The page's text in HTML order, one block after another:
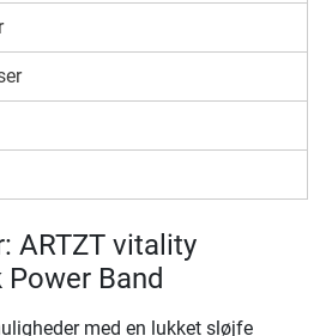
ARTZT vitality
Band
med en lukket sløjfe